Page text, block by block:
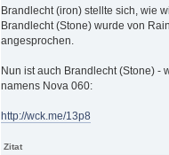
Brandlecht (iron) stellte sich, wie
Brandlecht (Stone) wurde von
angesprochen.
Nun ist auch Brandlecht (Stone) -
namens Nova 060:
http://wck.me/13p8
Zitat